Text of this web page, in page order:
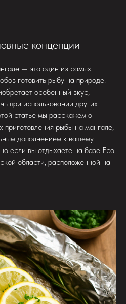
концепции
— это один из самых
готовить рыбу на природе.
особенный вкус,
при использовании других
статье мы расскажем о
приготовления рыбы на мангале,
дополнением к вашему
если вы отдыхаете на базе Eco
области, расположенной на